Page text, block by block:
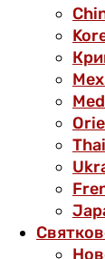
Thai